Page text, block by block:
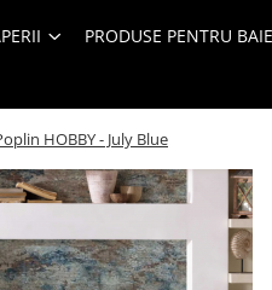
PRODUSE PENTRU BAIE
HOBBY - July Blue